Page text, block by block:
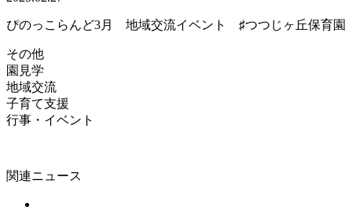
ぴのっこらんど3月 地域交流イベント ♯つつじヶ丘保育園
その他
園見学
地域交流
子育て支援
行事・イベント
関連ニュース